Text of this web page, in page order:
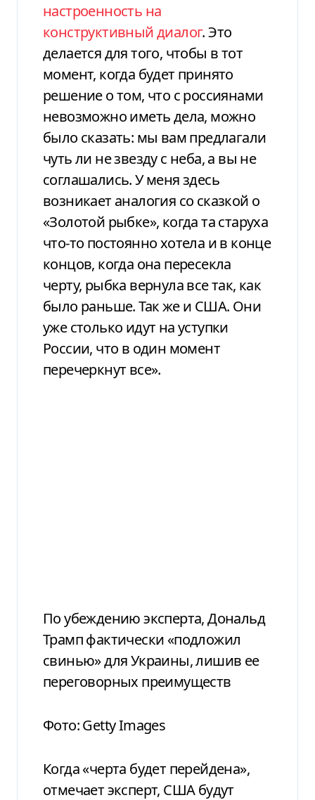
настроенность на
конструктивный диалог. Это
делается для того, чтобы в тот
момент, когда будет принято
решение о том, что с россиянами
невозможно иметь дела, можно
было сказать: мы вам предлагали
чуть ли не звезду с неба, а вы не
соглашались. У меня здесь
возникает аналогия со сказкой о
«Золотой рыбке», когда та старуха
что-то постоянно хотела и в конце
концов, когда она пересекла
черту, рыбка вернула все так, как
было раньше. Так же и США. Они
уже столько идут на уступки
России, что в один момент
перечеркнут все».
По убеждению эксперта, Дональд
Трамп фактически «подложил
свинью» для Украины, лишив ее
переговорных преимуществ
Фото: Getty Images
Когда «черта будет перейдена»,
отмечает эксперт, США будут